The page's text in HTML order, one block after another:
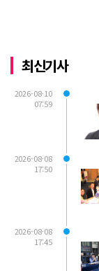
최신기사
2026-08-10
07:59
2026-08-08
17:50
2026-08-08
17:45